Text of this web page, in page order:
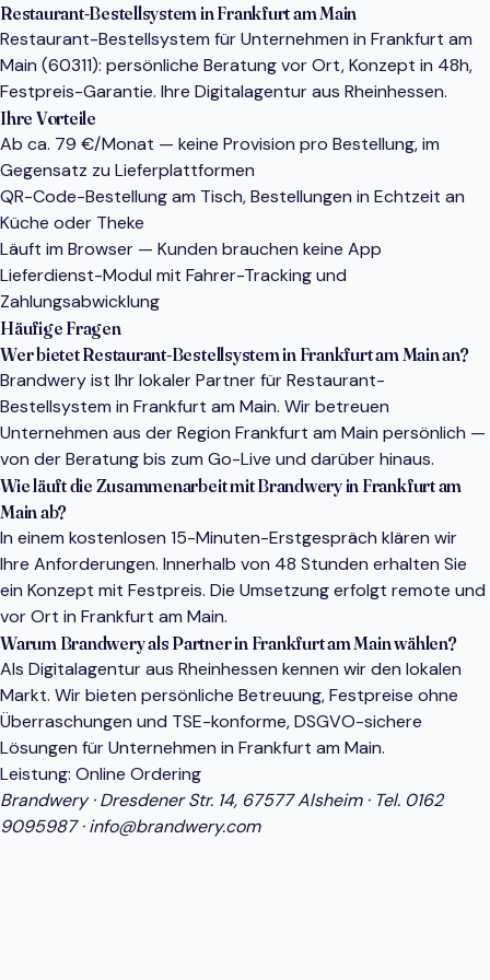
Restaurant-Bestellsystem in Frankfurt am Main
Restaurant-Bestellsystem für Unternehmen in Frankfurt am
Main (60311): persönliche Beratung vor Ort, Konzept in 48h,
Festpreis-Garantie. Ihre Digitalagentur aus Rheinhessen.
Ihre Vorteile
Ab ca. 79 €/Monat — keine Provision pro Bestellung, im
Gegensatz zu Lieferplattformen
QR-Code-Bestellung am Tisch, Bestellungen in Echtzeit an
Küche oder Theke
Läuft im Browser — Kunden brauchen keine App
Lieferdienst-Modul mit Fahrer-Tracking und
Zahlungsabwicklung
Häufige Fragen
Wer bietet Restaurant-Bestellsystem in Frankfurt am Main an?
Brandwery ist Ihr lokaler Partner für Restaurant-
Bestellsystem in Frankfurt am Main. Wir betreuen
Unternehmen aus der Region Frankfurt am Main persönlich —
von der Beratung bis zum Go-Live und darüber hinaus.
Wie läuft die Zusammenarbeit mit Brandwery in Frankfurt am
Main ab?
In einem kostenlosen 15-Minuten-Erstgespräch klären wir
Ihre Anforderungen. Innerhalb von 48 Stunden erhalten Sie
ein Konzept mit Festpreis. Die Umsetzung erfolgt remote und
vor Ort in Frankfurt am Main.
Warum Brandwery als Partner in Frankfurt am Main wählen?
Als Digitalagentur aus Rheinhessen kennen wir den lokalen
Markt. Wir bieten persönliche Betreuung, Festpreise ohne
Überraschungen und TSE-konforme, DSGVO-sichere
Lösungen für Unternehmen in Frankfurt am Main.
Leistung: Online Ordering
Brandwery · Dresdener Str. 14, 67577 Alsheim · Tel. 0162
9095987·info@brandwery.com